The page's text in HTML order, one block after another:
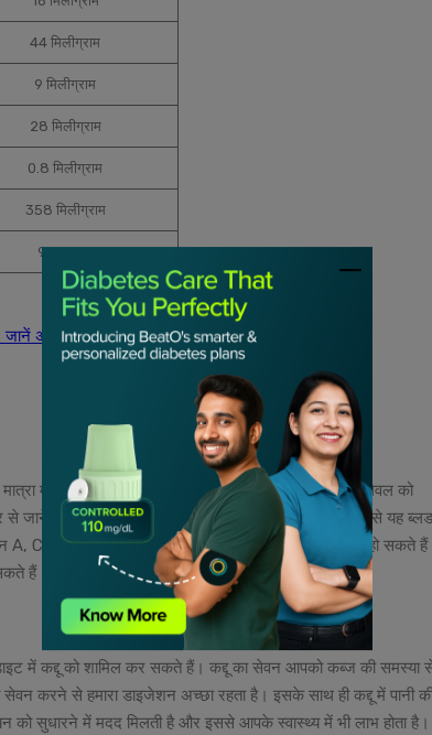
44 मिलीग्राम
9 मिलीग्राम
28 मिलीग्राम
0.8 मिलीग्राम
358 मिलीग्राम
91.6 ग्राम
अनानास खाने के फायदे
में फाइबर, विटामिन और मिनरल्स होते हैं जो ब्लड शुगर के लेवल को
तो कद्दू का ग्लाइसेमिक इंडेक्स अत्यधिक कम होता है, जिससे यह ब्लड
C, और E भी होते हैं जो डायबिटीज के रोगी के लिए महत्वपूर्ण हो सकते
हैं।
में कद्दू को शामिल कर सकते हैं। कद्दू का सेवन आपको कब्ज की समस्या
करने से हमारा डाइजेशन अच्छा रहता है। इसके साथ ही कद्दू में पानी
को सुधारने में मदद मिलती है और इससे आपके स्वास्थ्य में भी लाभ होता है।